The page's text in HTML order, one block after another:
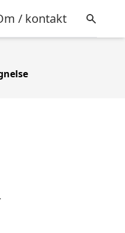
/ kontakt